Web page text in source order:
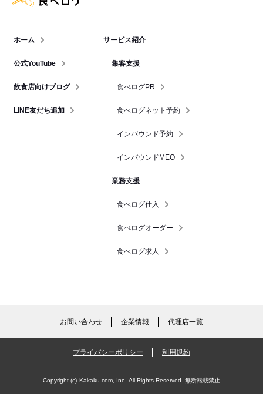
ホーム
公式YouTube
飲食店向けブログ
LINE友だち追加
サービス紹介
集客支援
食べログPR
食べログネット予約
インバウンド予約
インバウンドMEO
業務支援
食べログ仕入
食べログオーダー
食べログ求人
お問い合わせ 企業情報 代理店一覧
プライバシーポリシー 利用規約
Copyright (c) Kakaku.com, Inc. All Rights Reserved. 無断転載禁止